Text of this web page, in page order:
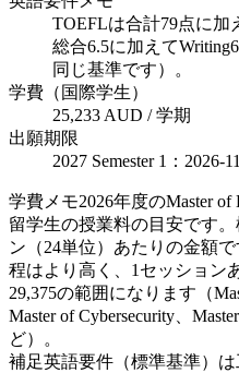
TOEFLは合計79点に加
総合6.5に加えて
同じ基準です）。
学費（国際学生）
25,233 AUD / 学期
出願期限
2027 Semester 1：2026-
学費メモ2026年度のMaster of
留学生の授業料の目安です
ン（24単位）あたりの金額
程はより高く、1セッション
29,375の範囲になります（
Master of Cybersecurity、
ど）。
補足英語要件（標準基準）